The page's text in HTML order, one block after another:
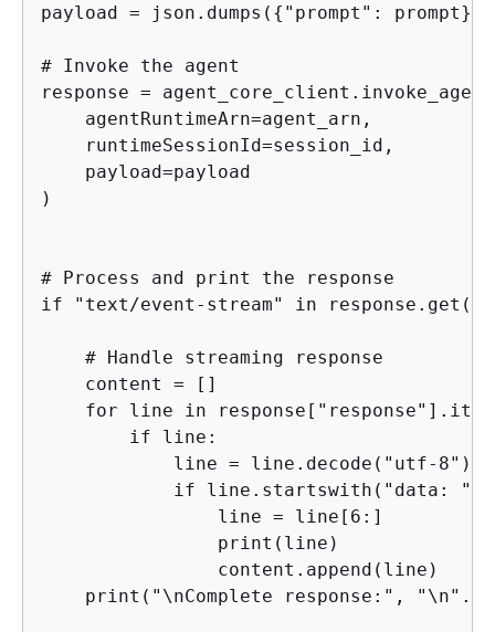
payload = json.dumps( { "prompt":
# Invoke the agent
response =
    agentRuntimeArn=agent_arn,
    runtimeSessionId=session_id,
    payload=payload
)
# Process and print the response
if "text/event-stream" in
    # Handle streaming response
    content = []
for line in
        if line:
            line = line.decode("utf-8")
            if line.startswith("data: "):
                line = line[6:]
                print(line)
                content.append(line)
print("\nComplete response:",